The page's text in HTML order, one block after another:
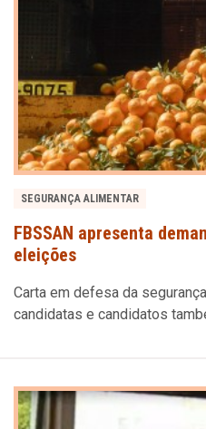
SEGURANÇA ALIMENTAR
FBSSAN apresenta
eleições
Carta em defesa da
candidatas e candidatos